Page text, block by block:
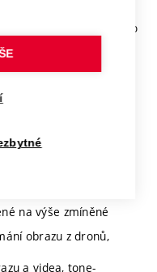
multispektrálního
spektrálními
snímků s
na výše zmíněné
obrazu z dronů,
a videa, tone-